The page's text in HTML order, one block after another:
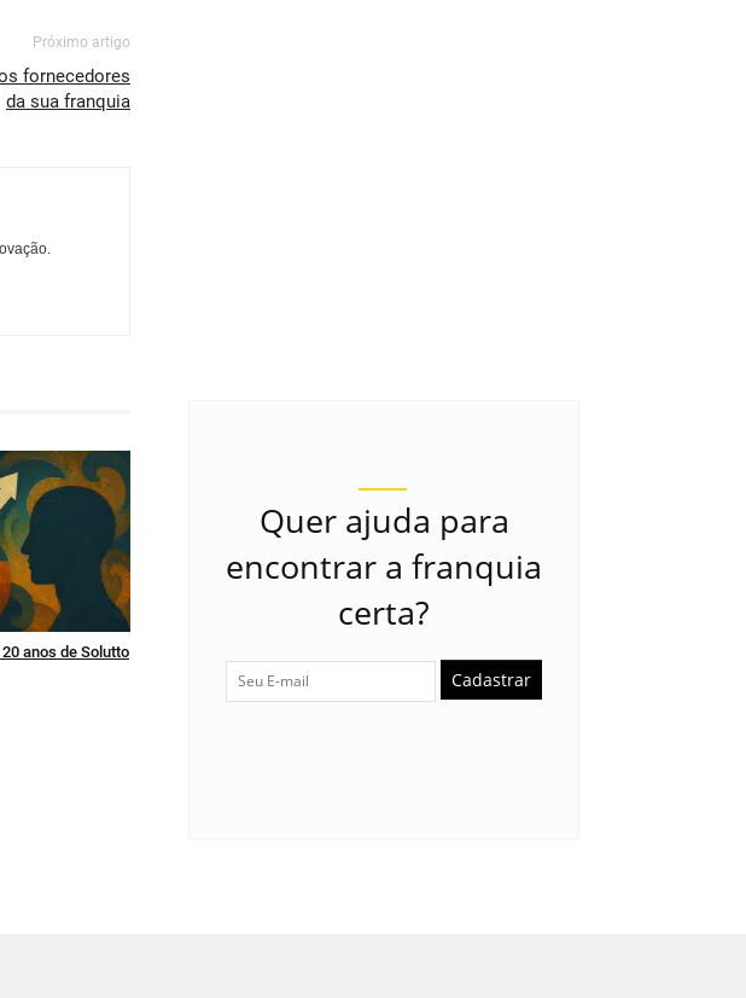
Próximo artigo
fornecedores
da sua franquia
anos de Solutto
Quer ajuda para
encontrar a franquia
certa?
Cadastrar